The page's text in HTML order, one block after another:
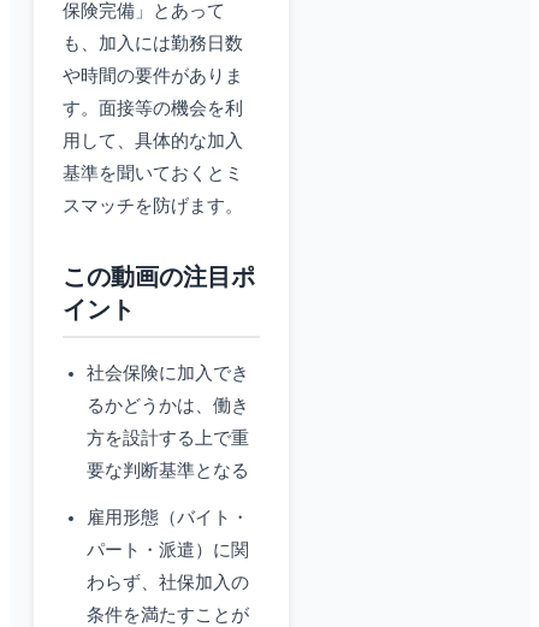
保険完備」とあって
も、加入には勤務日数
や時間の要件がありま
す。面接等の機会を利
用して、具体的な加入
基準を聞いておくとミ
スマッチを防げます。
この動画の注目ポ
イント
社会保険に加入でき
るかどうかは、働き
方を設計する上で重
要な判断基準となる
雇用形態（バイト・
パート・派遣）に関
わらず、社保加入の
条件を満たすことが